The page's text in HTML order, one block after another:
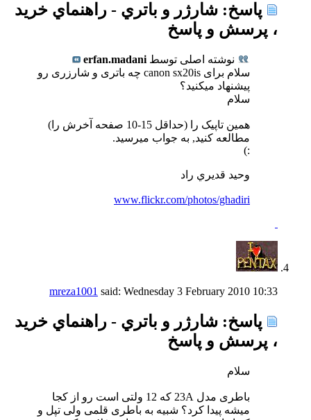
پاسخ: شارژر و باتري - راهنماي خريد
، پرسش و پاسخ
نوشته اصلی توسط erfan.madani
سلام برای canon sx20is چه باتری و شارزری رو
پیشنهاد میکنید؟
سلام
همین تاپیک را (حداقل 15-10 صفحه آخرش را)
مطالعه کنید, به جواب میرسید.
:)
وحيد قديري راد
www.flickr.com/photos/ghadiri
mreza1001 said: Wednesday 3 February 2010 10:33
پاسخ: شارژر و باتري - راهنماي خريد
، پرسش و پاسخ
سلام
باطری مدل 23A که 12 ولتی است رو از کجا
میشه پیدا کرد؟ شبیه به باطری قلمی ولی تپل و